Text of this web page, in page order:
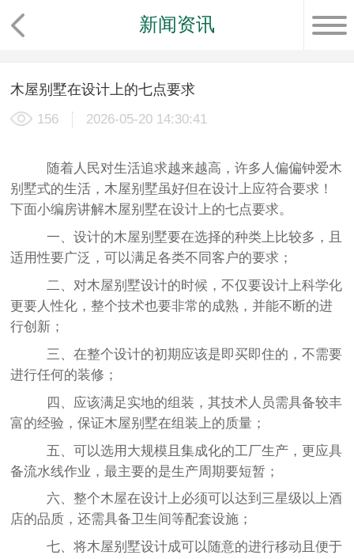
新闻资讯
木屋别墅在设计上的七点要求
156 2026-05-20 14:30:41
随着人民对生活追求越来越高，许多人偏偏钟爱木
别墅式的生活，木屋别墅虽好但在设计上应符合要求！
下面小编房讲解木屋别墅在设计上的七点要求。
一、设计的木屋别墅要在选择的种类上比较多，且
适用性要广泛，可以满足各类不同客户的要求；
二、对木屋别墅设计的时候，不仅要设计上科学化
更要人性化，整个技术也要非常的成熟，并能不断的进
行创新；
三、在整个设计的初期应该是即买即住的，不需要
进行任何的装修；
四、应该满足实地的组装，其技术人员需具备较丰
富的经验，保证木屋别墅在组装上的质量；
五、可以选用大规模且集成化的工厂生产，更应具
备流水线作业，最主要的是生产周期要短暂；
六、整个木屋在设计上必须可以达到三星级以上酒
店的品质，还需具备卫生间等配套设施；
七、将木屋别墅设计成可以随意的进行移动且便于